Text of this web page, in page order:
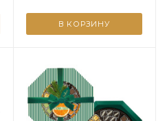
В КОРЗИНУ